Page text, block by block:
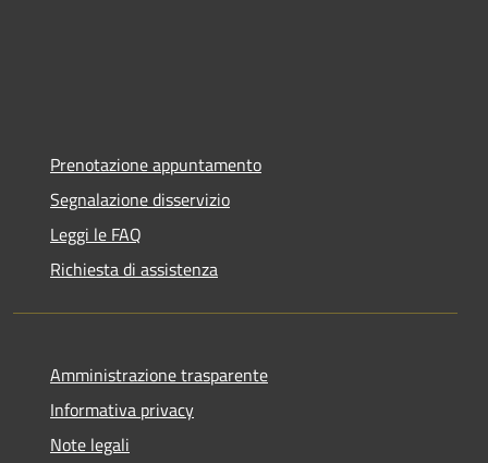
Prenotazione appuntamento
Segnalazione disservizio
Leggi le FAQ
Richiesta di assistenza
Amministrazione trasparente
Informativa privacy
Note legali